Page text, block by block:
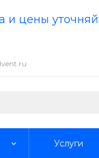
и цены
Услуги